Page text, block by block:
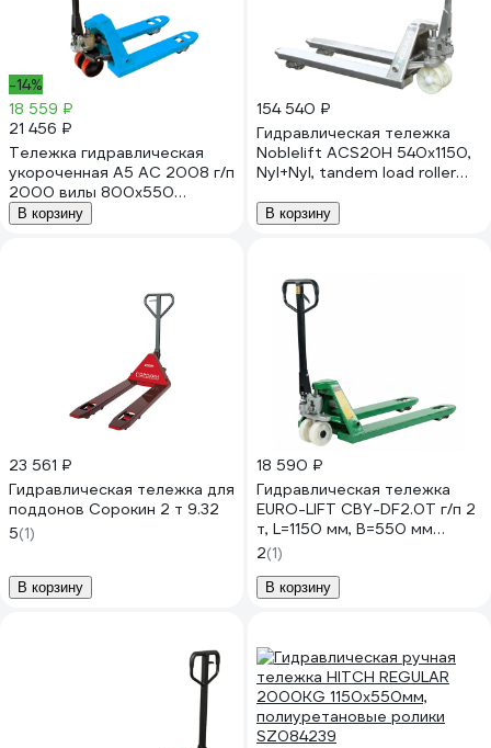
-14%
18 559 ₽
21 456 ₽
Тележка гидравлическая
укороченная А5 AC 2008 г/п
2000 вилы 800x550
1007801
В корзину
154 540 ₽
Гидравлическая тележка
Noblelift ACS20H 540x1150,
Nyl+Nyl, tandem load roller
В корзину
23 561 ₽
Гидравлическая тележка для
поддонов Сорокин 2 т 9.32
5(1)
В корзину
18 590 ₽
Гидравлическая тележка
EURO-LIFT CBY-DF2.0T г/п 2
т, L=1150 мм, B=550 мм
00009431
2(1)
В корзину